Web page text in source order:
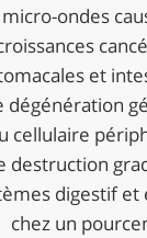
micro-ondes
et
dégénération
cellulaire
destruction
digestif et
chez un